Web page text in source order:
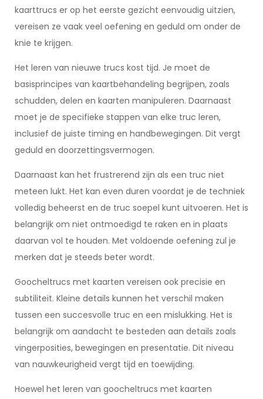
kaarttrucs er op het eerste gezicht eenvoudig uitzien,
vereisen ze vaak veel oefening en geduld om onder de
knie te krijgen.
Het leren van nieuwe trucs kost tijd. Je moet de
basisprincipes van kaartbehandeling begrijpen, zoals
schudden, delen en kaarten manipuleren. Daarnaast
moet je de specifieke stappen van elke truc leren,
inclusief de juiste timing en handbewegingen. Dit vergt
geduld en doorzettingsvermogen.
Daarnaast kan het frustrerend zijn als een truc niet
meteen lukt. Het kan even duren voordat je de techniek
volledig beheerst en de truc soepel kunt uitvoeren. Het is
belangrijk om niet ontmoedigd te raken en in plaats
daarvan vol te houden. Met voldoende oefening zul je
merken dat je steeds beter wordt.
Goocheltrucs met kaarten vereisen ook precisie en
subtiliteit. Kleine details kunnen het verschil maken
tussen een succesvolle truc en een mislukking. Het is
belangrijk om aandacht te besteden aan details zoals
vingerposities, bewegingen en presentatie. Dit niveau
van nauwkeurigheid vergt tijd en toewijding.
Hoewel het leren van goocheltrucs met kaarten